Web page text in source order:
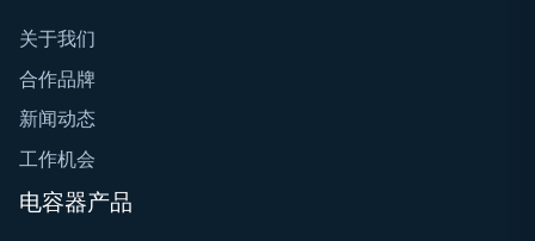
关于我们
合作品牌
新闻动态
工作机会
电容器产品